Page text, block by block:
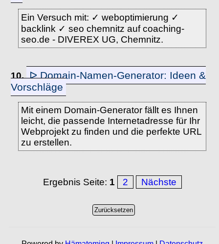
Ein Versuch mit: ✓ weboptimierung ✓
backlink ✓ seo chemnitz auf coaching-
seo.de - DIVEREX UG, Chemnitz.
10. ᐅ Domain-Namen-Generator: Ideen &
Vorschläge
Mit einem Domain-Generator fällt es Ihnen
leicht, die passende Internetadresse für Ihr
Webprojekt zu finden und die perfekte URL
zu erstellen.
Ergebnis Seite: 1 2 Nächste